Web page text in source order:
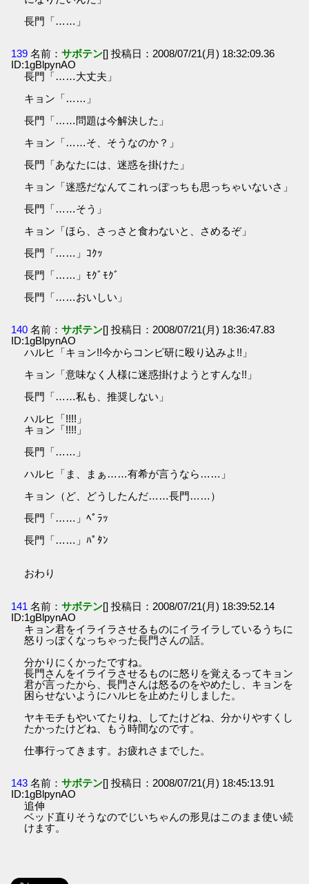
長門「……」
139 名前：サボテン[] 投稿日：2008/07/21(月) 18:32:09.36
ID:1gBlpynAO
長門「……大丈夫」
キョン「……」
長門「……問題は今解決した」
キョン「……そ、そうなのか？」
長門「あなたには、迷惑を掛けた」
キョン「迷惑だなんてこれっぽっちも思っちゃいないさ」
長門「……そう」
キョン「ほら、さっさと食わないと、さめるぞ」
長門「……」ｺｸｯ
長門「……」ﾓｸﾞﾓｸﾞ
長門「……おいしい」
140 名前：サボテン[] 投稿日：2008/07/21(月) 18:36:47.83
ID:1gBlpynAO
ハルヒ「キョン!!今からコンピ研に殴り込みよ!!」
キョン「意味なく人様に迷惑掛けようとすんな!!」
長門「……私も、推奨しない」
ハルヒ「!!!!」
キョン「!!!!」
長門「……」
ハルヒ「ま、まぁ……有希が言うなら……」
キョン（ど、どうしたんだ……長門……）
長門「……」ﾍﾟﾗｯ
長門「……」ﾊﾟﾀﾝ
おわり
141 名前：サボテン[] 投稿日：2008/07/21(月) 18:39:52.14
ID:1gBlpynAO
キョン君をイライラさせるものにイライラしているうちに
怒りっぽくなっちゃった長門さんの話。
分かりにくかったですね。
長門さんをイライラさせるものに怒りを覚えるってキョン
君が言ったから、長門さんは怒るのをやめたし、キョンを
困らせないようにハルヒを止めたりしました。
ヤキモチもやいてたりね、してたけどね、分かりやすくし
たかったけどね、もう時間なのです。
仕事行ってきます。お疲れさまでした。
143 名前：サボテン[] 投稿日：2008/07/21(月) 18:45:13.91
ID:1gBlpynAO
追伸
ベッド直りそうなのでじいちゃんの形見はこのまま使い続
けます。